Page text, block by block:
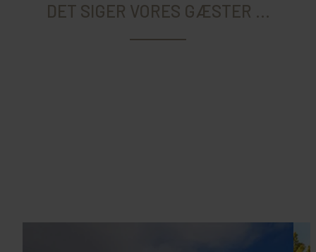
DET SIGER VORES GÆSTER ...